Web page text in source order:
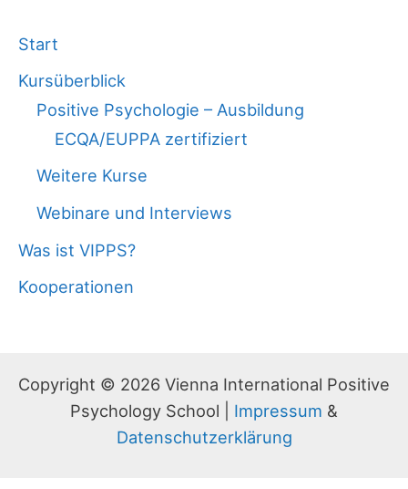
Start
Kursüberblick
Positive Psychologie – Ausbildung
ECQA/EUPPA zertifiziert
Weitere Kurse
Webinare und Interviews
Was ist VIPPS?
Kooperationen
Copyright © 2026 Vienna International Positive
Psychology School | Impressum &
Datenschutzerklärung